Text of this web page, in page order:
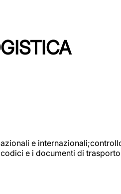
e
e i documenti di